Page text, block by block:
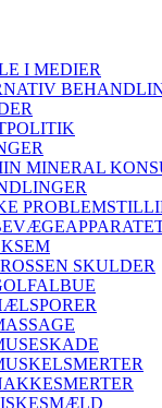
I MEDIER
MINERAL
SKULDER